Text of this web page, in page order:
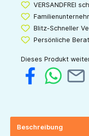
VERSANDFREI
Blitz-Schneller
Persönliche
Dieses Produkt
Beschreibung